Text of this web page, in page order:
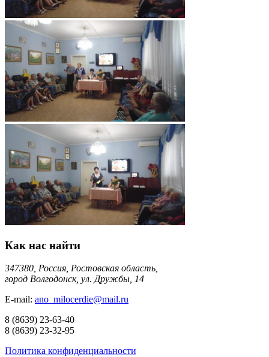
Как нас найти
347380, Россия, Ростовская область,
город Волгодонск, ул. Дружбы, 14
E-mail: ano_milocerdie@mail.ru
8 (8639) 23-63-40
8 (8639) 23-32-95
Политика конфиденциальности